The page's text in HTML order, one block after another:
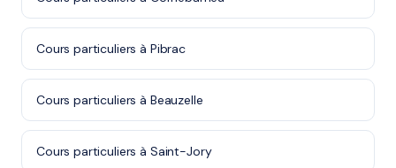
Cours particuliers à Pibrac
Cours particuliers à Beauzelle
Cours particuliers à Saint-Jory